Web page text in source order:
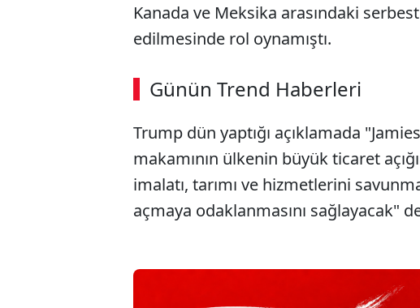
Kanada ve Meksika arasındaki
edilmesinde rol oynamıştı.
Günün Trend Haberleri
Trump dün yaptığı açıklamada
makamının ülkenin büyük ticaret
imalatı, tarımı ve hizmetlerini
açmaya odaklanmasını sağlayacak"